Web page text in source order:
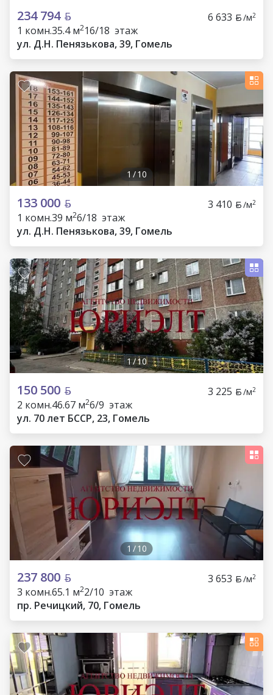
234 794 6 633 /м2
1 комн.35.4 м216/18 этаж
ул. Д.Н. Пенязькова, 39, Гомель
1 /10
133 000 3 410 /м2
1 комн.39 м26/18 этаж
ул. Д.Н. Пенязькова, 39, Гомель
1/10
150 500 3 225 /м2
2 комн.46.67 м26/9 этаж
ул. 70 лет БССР, 23, Гомель
1 /10
237 800 3 653 /м2
3 комн.65.1 м22/10 этаж
пр. Речицкий, 70, Гомель